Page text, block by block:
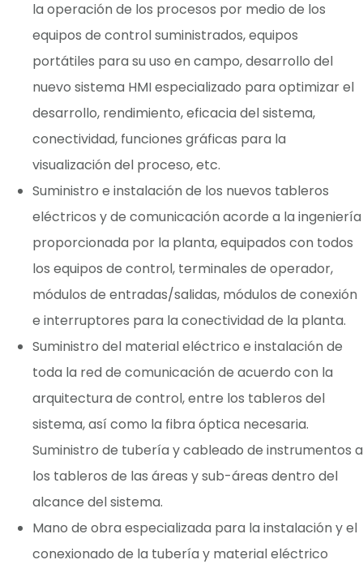
la operación de los procesos por medio de los
equipos de control suministrados, equipos
portátiles para su uso en campo, desarrollo del
nuevo sistema HMI especializado para optimizar el
desarrollo, rendimiento, eficacia del sistema,
conectividad, funciones gráficas para la
visualización del proceso, etc.
Suministro e instalación de los nuevos tableros
eléctricos y de comunicación acorde a la ingeniería
proporcionada por la planta, equipados con todos
los equipos de control, terminales de operador,
módulos de entradas/salidas, módulos de conexión
e interruptores para la conectividad de la planta.
Suministro del material eléctrico e instalación de
toda la red de comunicación de acuerdo con la
arquitectura de control, entre los tableros del
sistema, así como la fibra óptica necesaria.
Suministro de tubería y cableado de instrumentos a
los tableros de las áreas y sub-áreas dentro del
alcance del sistema.
Mano de obra especializada para la instalación y el
conexionado de la tubería y material eléctrico